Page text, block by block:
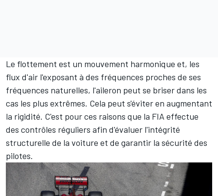
Le flottement est un mouvement harmonique et, les
flux d'air l'exposant à des fréquences proches de ses
fréquences naturelles, l'aileron peut se briser dans les
cas les plus extrêmes. Cela peut s'éviter en augmentant
la rigidité. C'est pour ces raisons que la FIA effectue
des contrôles réguliers afin d'évaluer l'intégrité
structurelle de la voiture et de garantir la sécurité des
pilotes.